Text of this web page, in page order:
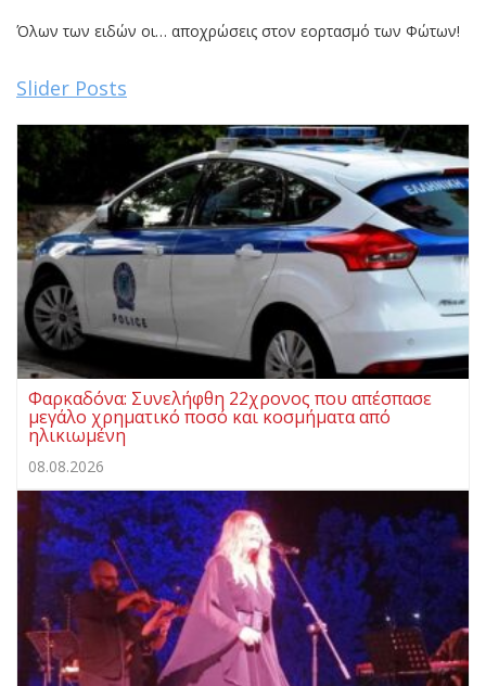
Όλων των ειδών οι… αποχρώσεις στον εορτασμό των Φώτων!
Slider Posts
Φαρκαδόνα: Συνελήφθη 22χρονος που απέσπασε
μεγάλο χρηματικό ποσό και κοσμήματα από
ηλικιωμένη
08.08.2026